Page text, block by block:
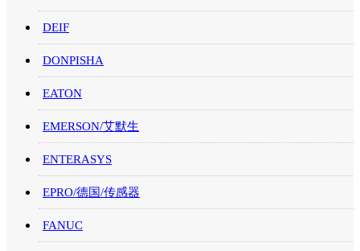
DEIF
DONPISHA
EATON
EMERSON/艾默生
ENTERASYS
EPRO/德国/传感器
FANUC